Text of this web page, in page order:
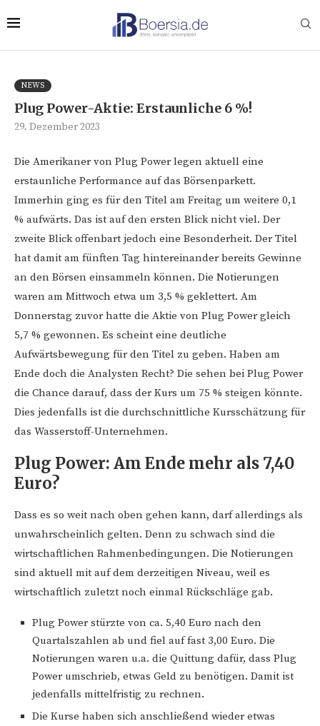
NEWS
Plug Power-Aktie: Erstaunliche 6 %!
29. Dezember 2023
Die Amerikaner von Plug Power legen aktuell eine
erstaunliche Performance auf das Börsenparkett.
Immerhin ging es für den Titel am Freitag um weitere 0,1
% aufwärts. Das ist auf den ersten Blick nicht viel. Der
zweite Blick offenbart jedoch eine Besonderheit. Der Titel
hat damit am fünften Tag hintereinander bereits Gewinne
an den Börsen einsammeln können. Die Notierungen
waren am Mittwoch etwa um 3,5 % geklettert. Am
Donnerstag zuvor hatte die Aktie von Plug Power gleich
5,7 % gewonnen. Es scheint eine deutliche
Aufwärtsbewegung für den Titel zu geben. Haben am
Ende doch die Analysten Recht? Die sehen bei Plug Power
die Chance darauf, dass der Kurs um 75 % steigen könnte.
Dies jedenfalls ist die durchschnittliche Kursschätzung für
das Wasserstoff-Unternehmen.
Plug Power: Am Ende mehr als 7,40
Euro?
Dass es so weit nach oben gehen kann, darf allerdings als
unwahrscheinlich gelten. Denn zu schwach sind die
wirtschaftlichen Rahmenbedingungen. Die Notierungen
sind aktuell mit auf dem derzeitigen Niveau, weil es
wirtschaftlich zuletzt noch einmal Rückschläge gab.
Plug Power stürzte von ca. 5,40 Euro nach den
Quartalszahlen ab und fiel auf fast 3,00 Euro. Die
Notierungen waren u.a. die Quittung dafür, dass Plug
Power umschrieb, etwas Geld zu benötigen. Damit ist
jedenfalls mittelfristig zu rechnen.
Die Kurse haben sich anschließend wieder etwas